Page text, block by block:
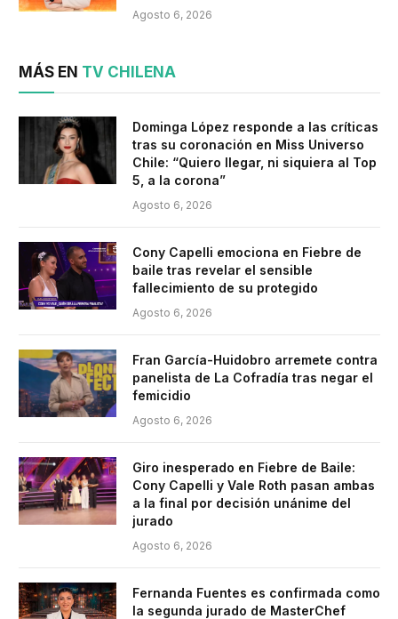
Agosto 6, 2026
MÁS EN TV CHILENA
Dominga López responde a las críticas
tras su coronación en Miss Universo
Chile: “Quiero llegar, ni siquiera al Top
5, a la corona”
Agosto 6, 2026
Cony Capelli emociona en Fiebre de
baile tras revelar el sensible
fallecimiento de su protegido
Agosto 6, 2026
Fran García-Huidobro arremete contra
panelista de La Cofradía tras negar el
femicidio
Agosto 6, 2026
Giro inesperado en Fiebre de Baile:
Cony Capelli y Vale Roth pasan ambas
a la final por decisión unánime del
jurado
Agosto 6, 2026
Fernanda Fuentes es confirmada como
la segunda jurado de MasterChef